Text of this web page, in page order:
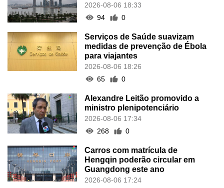
2026-08-06 18:33
94
0
Serviços de Saúde suavizam
medidas de prevenção de Ébola
para viajantes
2026-08-06 18:26
65
0
Alexandre Leitão promovido a
ministro plenipotenciário
2026-08-06 17:34
268
0
Carros com matrícula de
Hengqin poderão circular em
Guangdong este ano
2026-08-06 17:24